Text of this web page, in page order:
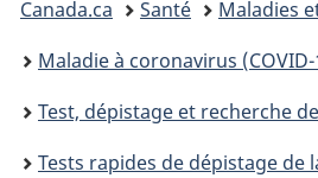
êtes
ici :
Canada.ca Santé
Maladies
Maladie à coronavirus (COVID-
Test, dépistage et recherche
Tests rapides de dépistage de la COVID-19 en milieu de